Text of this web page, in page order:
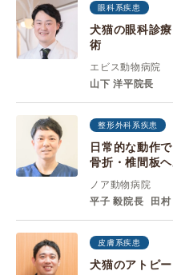
眼科系疾患
犬猫の眼科診
術
エビス動物病院
山下 洋平院長
整形外科系疾患
日常的な動作
骨折・椎間板
ノア動物病院
平子 毅院長
田
皮膚系疾患
犬猫のアトピ